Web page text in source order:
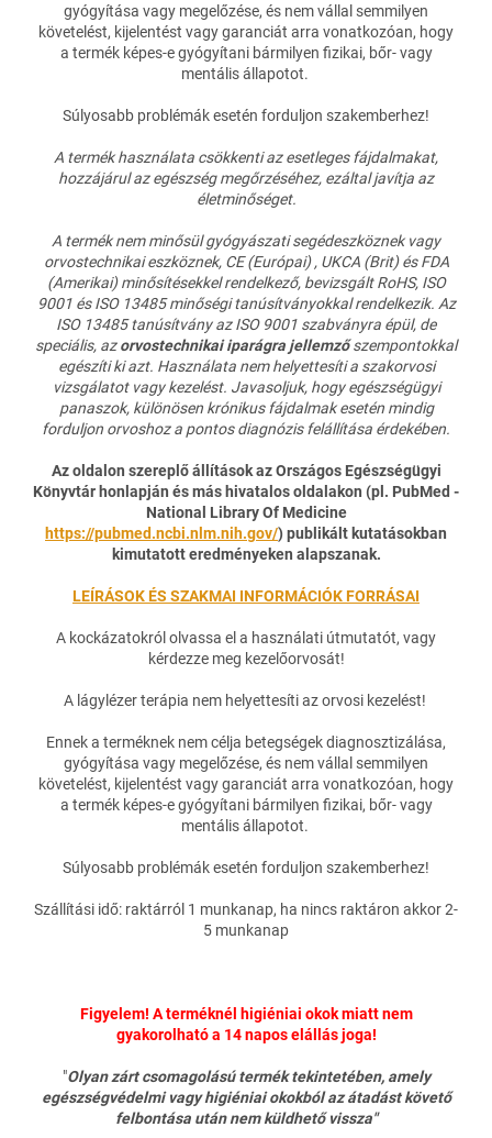
gyógyítása vagy megelőzése, és nem vállal semmilyen
követelést, kijelentést vagy garanciát arra vonatkozóan, hogy
a termék képes-e gyógyítani bármilyen fizikai, bőr- vagy
mentális állapotot.
Súlyosabb problémák esetén forduljon szakemberhez!
A termék használata csökkenti az esetleges fájdalmakat,
hozzájárul az egészség megőrzéséhez, ezáltal javítja az
életminőséget.
A termék nem minősül gyógyászati segédeszköznek vagy
orvostechnikai eszköznek, CE (Európai) , UKCA (Brit) és FDA
(Amerikai) minősítésekkel rendelkező, bevizsgált RoHS, ISO
9001 és ISO 13485 minőségi tanúsítványokkal rendelkezik. Az
ISO 13485 tanúsítvány az ISO 9001 szabványra épül, de
speciális, azorvostechnikai iparágra jellemzőszempontokkal
egészíti ki azt. Használata nem helyettesíti a szakorvosi
vizsgálatot vagy kezelést. Javasoljuk, hogy egészségügyi
panaszok, különösen krónikus fájdalmak esetén mindig
forduljon orvoshoz a pontos diagnózis felállítása érdekében.
Az oldalon szereplő állítások az Országos Egészségügyi
Könyvtár honlapján és más hivatalos oldalakon (pl. PubMed -
National Library Of Medicine
https://pubmed.ncbi.nlm.nih.gov/) publikált kutatásokban
kimutatott eredményeken alapszanak.
LEÍRÁSOK ÉS SZAKMAI INFORMÁCIÓK FORRÁSAI
A kockázatokról olvassa el a használati útmutatót, vagy
kérdezze meg kezelőorvosát!
A lágylézer terápia nem helyettesíti az orvosi kezelést!
Ennek a terméknek nem célja betegségek diagnosztizálása,
gyógyítása vagy megelőzése, és nem vállal semmilyen
követelést, kijelentést vagy garanciát arra vonatkozóan, hogy
a termék képes-e gyógyítani bármilyen fizikai, bőr- vagy
mentális állapotot.
Súlyosabb problémák esetén forduljon szakemberhez!
Szállítási idő: raktárról 1 munkanap, ha nincs raktáron akkor 2-
5 munkanap
Figyelem! A terméknél higiéniai okok miatt nem
gyakorolható a 14 napos elállás joga!
"Olyan zárt csomagolású termék tekintetében, amely
egészségvédelmi vagy higiéniai okokból az átadást követő
felbontása után nem küldhető vissza"